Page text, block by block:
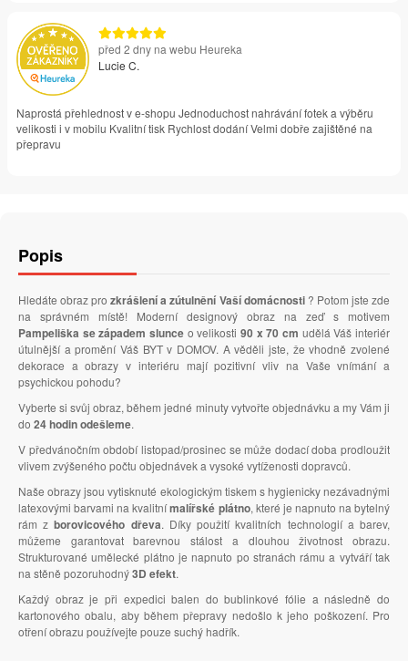
před 2 dny na webu Heureka
Lucie C.
Naprostá přehlednost v e-shopu Jednoduchost nahrávání fotek a výběru
velikosti i v mobilu Kvalitní tisk Rychlost dodání Velmi dobře zajištěné na
přepravu
Popis
Hledáte obraz prozkrášlení a zútulnění Vaší domácnosti? Potom jste zde
na správném místě! Moderní designový obraz na zeď s motivem
Pampeliška se západem slunce o velikosti 90 x 70 cm udělá Váš interiér
útulnější a promění Váš BYT v DOMOV. A věděli jste, že vhodně zvolené
dekorace a obrazy v interiéru mají pozitivní vliv na Vaše vnímání a
psychickou pohodu?
Vyberte si svůj obraz, během jedné minuty vytvořte objednávku a my Vám ji
do 24 hodin odešleme.
V předvánočním období listopad/prosinec se může dodací doba prodloužit
vlivem zvýšeného počtu objednávek a vysoké vytíženosti dopravců.
Naše obrazy jsou vytisknuté ekologickým tiskem s hygienicky nezávadnými
latexovými barvami na kvalitnímalířské plátno, které je napnuto na bytelný
rám zborovicového dřeva. Díky použití kvalitních technologií a barev,
můžeme garantovat barevnou stálost a dlouhou životnost obrazu.
Strukturované umělecké plátno je napnuto po stranách rámu a vytváří tak
na stěně pozoruhodný3D efekt.
Každý obraz je při expedici balen do bublinkové fólie a následně do
kartonového obalu, aby během přepravy nedošlo k jeho poškození. Pro
otření obrazu používejte pouze suchý hadřík.